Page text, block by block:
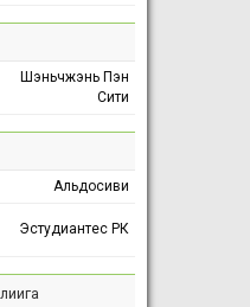
Шэньчжэнь Пэн
Сити
Альдосиви
Эстудиантес РК